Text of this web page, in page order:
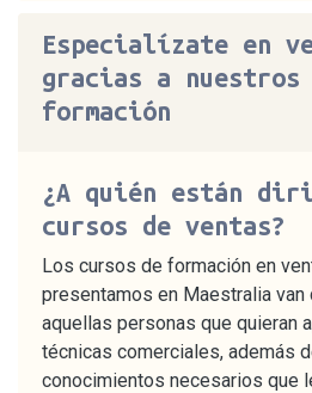
Especialízate en
gracias a nuestros
formación
¿A quién están
cursos de ventas?
Los cursos de formación en
presentamos en Maestralia
aquellas personas que quieran
técnicas comerciales, además
conocimientos necesarios que